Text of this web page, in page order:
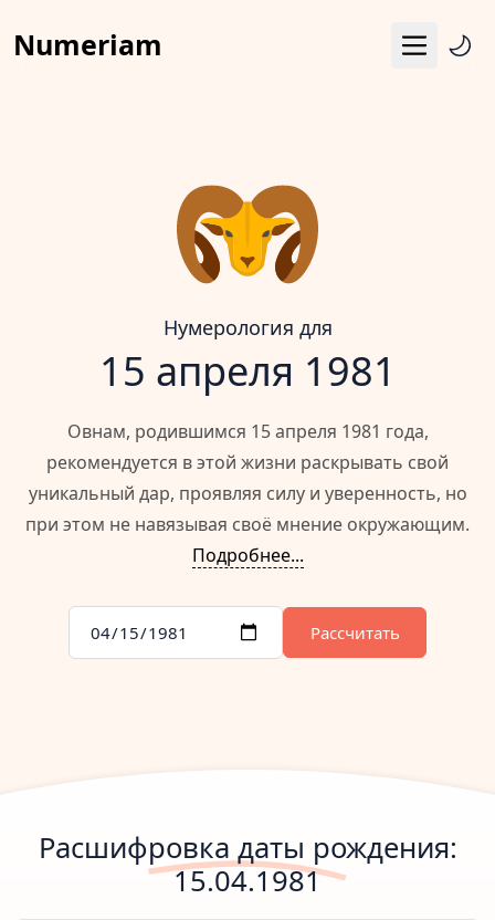
Numeriam Меню
Матрица судьбы
Гороскоп
Календарь
Нумерология для
15 апреля 1981
Овнам, родившимся 15 апреля 1981 года,
рекомендуется в этой жизни раскрывать свой
уникальный дар, проявляя силу и уверенность, но
при этом не навязывая своё мнение окружающим.
Подробнее...
Рассчитать
Расшифровка даты рождения:
15.04.1981